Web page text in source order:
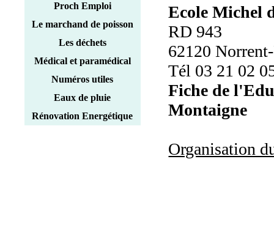
Proch Emploi
Le marchand de poisson
Les déchets
Médical et paramédical
Numéros utiles
Eaux de pluie
Rénovation Energétique
Ecole Michel
RD 943
62120
Tél 03 21 02
Fiche de
Montaigne
Organisation